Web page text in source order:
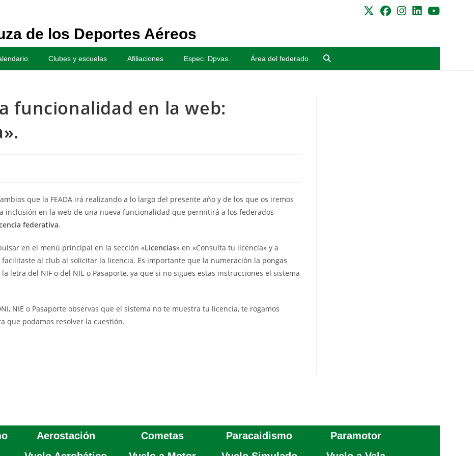
de los Deportes Aéreos
Clubes y escuelas Afiliaciones Espec. Dpvas. Área del federado
funcionalidad en la web:
que la FEADA irá realizando a lo largo del presente año y de los que os iremos
inclusión en la web de una nueva funcionalidad que permitirá a los federados
federativa.
en el menú principal en la sección «Licencias» en «Consulta tu licencia» y a
al club al solicitar la licencia. Es importante que la numeración la pongas
letra del NIF o del NIE o Pasaporte, ya que si no sigues estas instrucciones el sistema
NIE o Pasaporte observas que el sistema no te muestra tu licencia, te rogamos
que podamos resolver la cuestión.
Aerostación Cometas Paracaidismo
Paramotor